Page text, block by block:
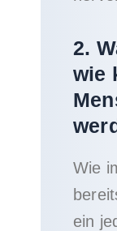
2.
wie
Wie
ein